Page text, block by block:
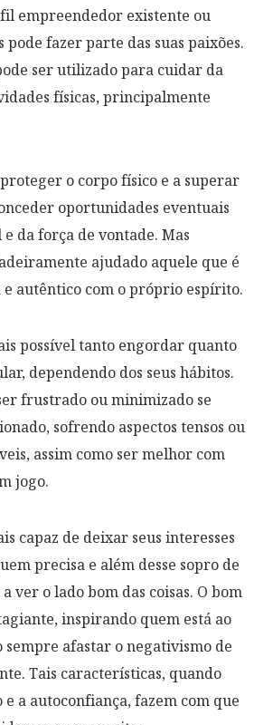
empreendedor existente ou
fazer parte das suas paixões.
ser utilizado para cuidar da
físicas, principalmente
o corpo físico e a superar
oportunidades eventuais
da força de vontade. Mas
ajudado aquele que é
e autêntico com o próprio espírito.
possível tanto engordar quanto
dependendo dos seus hábitos.
frustrado ou minimizado se
sofrendo aspectos tensos ou
assim como ser melhor com
jogo.
capaz de deixar seus interesses
precisa e além desse sopro de
ver o lado bom das coisas. O bom
inspirando quem está ao
afastar o negativismo de
Tais características, quando
e a autoconfiança, fazem com que